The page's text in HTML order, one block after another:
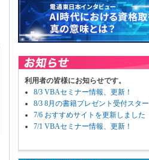
利用者の皆様にお知らせです。
8/3 VBAセミナー情報、更新！
8/3 8月の書籍プレゼント受付スター
7/6 おすすめサイトを更新しました
7/1 VBAセミナー情報、更新！